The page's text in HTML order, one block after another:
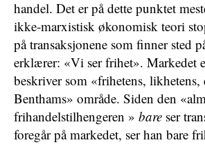
handel. Det er på dette punktet
ikke-marxistisk økonomisk teori
på transaksjonene som finner sted
erklærer: «Vi ser frihet». Markedet
beskriver som «frihetens, likhetens,
Benthams» område. Siden den
frihandelstilhengeren » bare ser
foregår på markedet, ser han bare